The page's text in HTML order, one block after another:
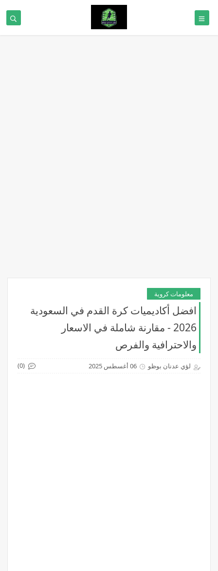
معلومات كروية
افضل أكاديميات كرة القدم في السعودية
2026 - مقارنة شاملة في الاسعار
والاحترافية والفرص
لؤي عدنان بوظو 06 أغسطس 2025 (0)